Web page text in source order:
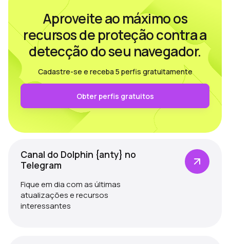
Aproveite ao máximo os
recursos de proteção contra a
detecção do seu navegador.
Cadastre-se e receba 5 perfis gratuitamente
Obter perfis gratuitos
Canal do Dolphin {anty} no
Telegram
Fique em dia com as últimas
atualizações e recursos
interessantes